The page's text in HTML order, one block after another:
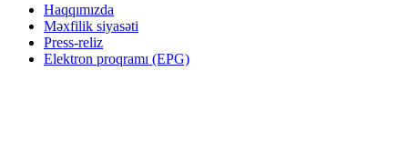
Haqqımızda
Məxfilik siyasəti
Press-reliz
Elektron proqramı (EPG)